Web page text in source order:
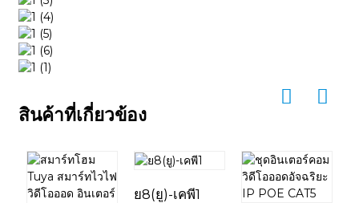
สินค้าที่เกี่ยวข้อง
ย8(ยู)-เคพี1